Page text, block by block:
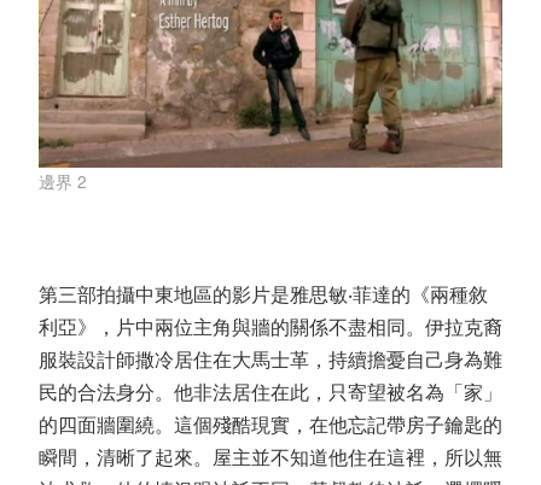
邊界 2
第三部拍攝中東地區的影片是雅思敏‧菲達的《兩種敘
利亞》，片中兩位主角與牆的關係不盡相同。伊拉克裔
服裝設計師撒冷居住在大馬士革，持續擔憂自己身為難
民的合法身分。他非法居住在此，只寄望被名為「家」
的四面牆圍繞。這個殘酷現實，在他忘記帶房子鑰匙的
瞬間，清晰了起來。屋主並不知道他住在這裡，所以無